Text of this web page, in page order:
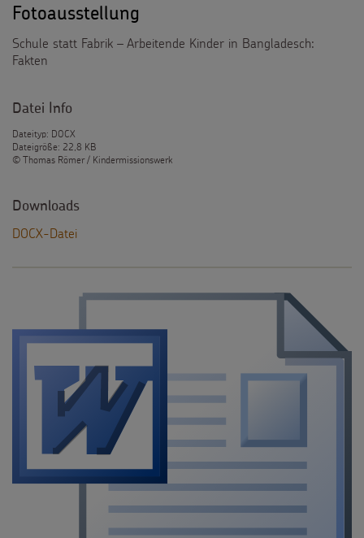
Testamentsspende
FAQ Spenden
Fotoausstellung
Schule statt Fabrik – Arbeitende Kinder in Bangladesch:
Fakten
Datei Info
Dateityp: DOCX
Dateigröße: 22,8 KB
© Thomas Römer / Kindermissionswerk
Downloads
DOCX-Datei